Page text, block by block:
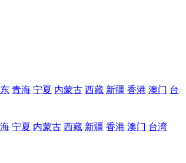
青海 宁夏 内蒙古 西藏 新疆 香港 澳门 台
宁夏 内蒙古 西藏 新疆 香港 澳门 台湾